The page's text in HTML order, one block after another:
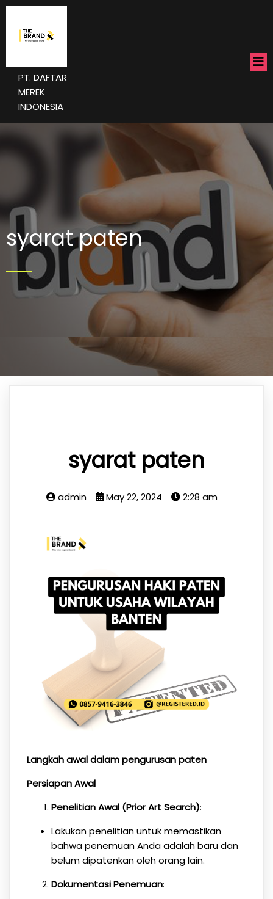
PT. DAFTAR
MEREK
INDONESIA
syarat paten
syarat paten
admin May 22, 2024 2:28 am
Langkah awal dalam pengurusan paten
Persiapan Awal
Penelitian Awal (Prior Art Search):
Lakukan penelitian untuk memastikan
bahwa penemuan Anda adalah baru dan
belum dipatenkan oleh orang lain.
Dokumentasi Penemuan: